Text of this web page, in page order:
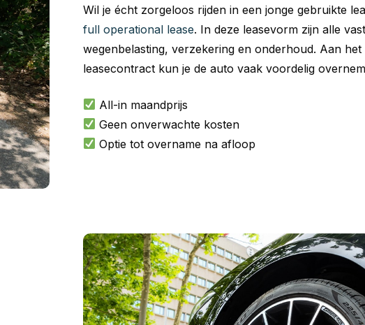
Wil je écht zorgeloos rijden in een jonge gebruikte
full operational lease. In deze leasevorm zijn alle
wegenbelasting, verzekering en onderhoud. Aan het
leasecontract kun je de auto vaak voordelig
All-in maandprijs
Geen onverwachte kosten
Optie tot overname na afloop